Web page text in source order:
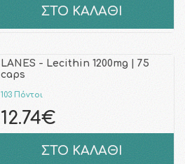
ΣΤΟ ΚΑΛΑΘΙ
LANES - Lecithin 1200mg | 75
caps
103 Πόντοι
12.74€
ΣΤΟ ΚΑΛΑΘΙ